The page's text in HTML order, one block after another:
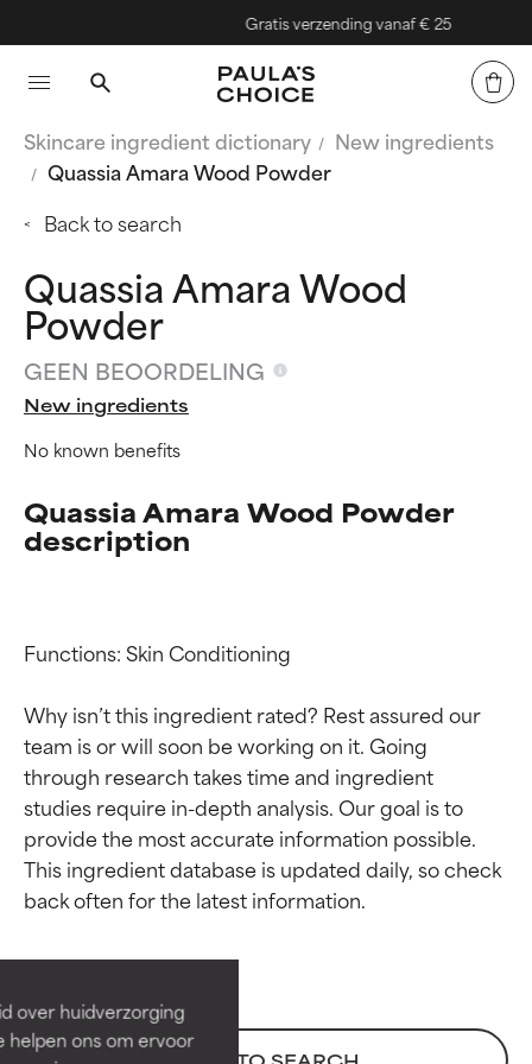
over huidverzorging
helpen ons om ervoor
Gratis verzending vanaf € 25
Skincare ingredient dictionary
New ingredients
Quassia Amara Wood Powder
Back to search
Quassia Amara Wood
Powder
GEEN BEOORDELING
New ingredients
No known benefits
Quassia Amara Wood Powder
description
Functions: Skin Conditioning
Why isn’t this ingredient rated? Rest assured our
team is or will soon be working on it. Going
through research takes time and ingredient
studies require in-depth analysis. Our goal is to
provide the most accurate information possible.
This ingredient database is updated daily, so check
Beoordelingen van
ingrediënten
Bewezen en ondersteund door
onafhankelijk onderzoek.
Beoordelingen van
ingrediënten
Bewezen en ondersteund door
onafhankelijk onderzoek.